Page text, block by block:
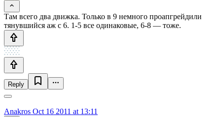
Там всего два движка. Только в 9 немного проапгрейдили
тянувшийся аж с 6. 1-5 все одинаковые, 6-8 — тоже.
Reply
Anakros Oct 16 2011 at 13:11